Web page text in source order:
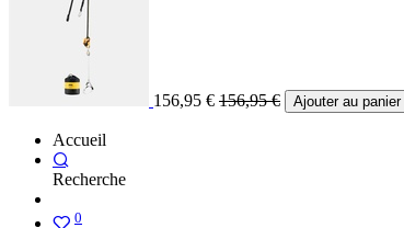
156,95 € 156,95€ Ajouter au panier
Accueil
Recherche
0